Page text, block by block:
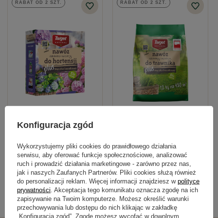
RABAT OD 2 SZT. RABAT OD 2 SZT.
Kategorie powiązane
Nawozy dla roślin domowych,Ratunek dla roślin domowych
Konfiguracja zgód
Wykorzystujemy pliki cookies do prawidłowego działania
serwisu, aby oferować funkcje społecznościowe, analizować
ruch i prowadzić działania marketingowe - zarówno przez nas,
jak i naszych Zaufanych Partnerów. Pliki cookies służą również
do personalizacji reklam. Więcej informacji znajdziesz w polityce
prywatności . Akceptacja tego komunikatu oznacza zgodę na ich
zapisywanie na Twoim komputerze. Możesz określić warunki
przechowywania lub dostępu do nich klikając w zakładkę
„Konfiguracja zgód”. Zgodę możesz wycofać w dowolnym